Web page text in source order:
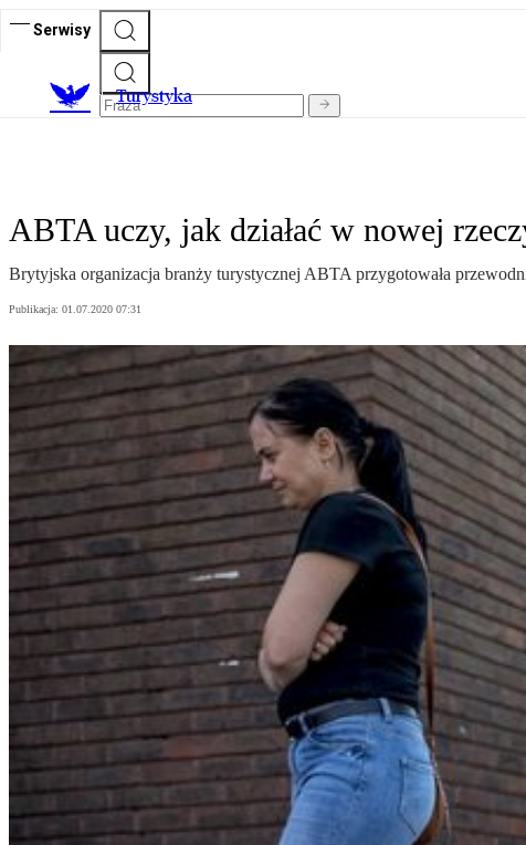
Serwisy
Turystyka
ABTA uczy, jak działać w nowej
Brytyjska organizacja branży turystycznej ABTA przygotowała
Publikacja: 01.07.2020 07:31